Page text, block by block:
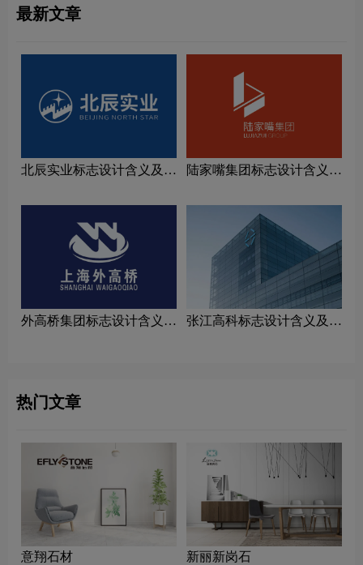
最新文章
北辰实业标志设计含义及家
陆家嘴集团标志设计含义及
外高桥集团标志设计含义及
张江高科标志设计含义及家
热门文章
意翔石材 新丽新岗石